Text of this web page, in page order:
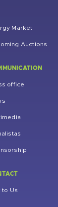
Market
Auctions
office
to Us